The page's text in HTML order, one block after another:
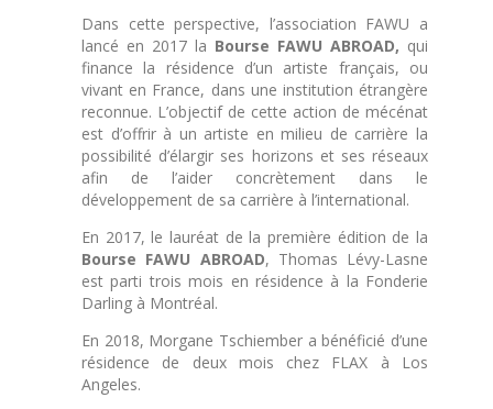
Dans cette perspective, l’association FAWU a
lancé en 2017 la Bourse FAWU ABROAD, qui
finance la résidence d’un artiste français, ou
vivant en France, dans une institution étrangère
reconnue. L’objectif de cette action de mécénat
est d’offrir à un artiste en milieu de carrière la
possibilité d’élargir ses horizons et ses réseaux
afin de l’aider concrètement dans le
développement de sa carrière à l’international.
En 2017, le lauréat de la première édition de la
Bourse FAWU ABROAD, Thomas Lévy-Lasne
est parti trois mois en résidence à la Fonderie
Darling à Montréal.
En 2018, Morgane Tschiember a bénéficié d’une
résidence de deux mois chez FLAX à Los
Angeles.